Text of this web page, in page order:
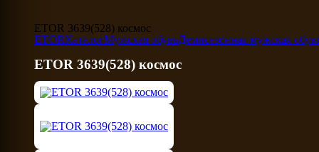
ETOR 3639(528) космос
ETORКаталогМужская обувьДемисезонная мужская
ETOR 3639(528) космос